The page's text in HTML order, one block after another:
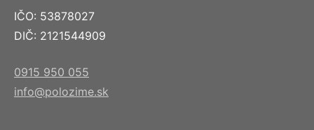
IČO: 53878027
DIČ: 2121544909
0915 950 055
info@polozime.sk